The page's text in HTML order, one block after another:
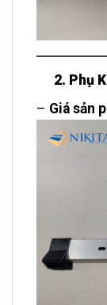
2. Phụ
– Giá sản